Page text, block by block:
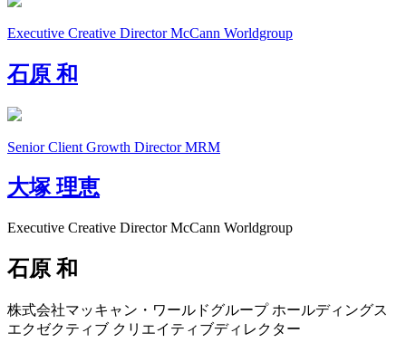
Executive Creative Director McCann Worldgroup
石原 和
Senior Client Growth Director MRM
大塚 理恵
Executive Creative Director McCann Worldgroup
石原 和
株式会社マッキャン・ワールドグループ ホールディングス
エクゼクティブ クリエイティブディレクター